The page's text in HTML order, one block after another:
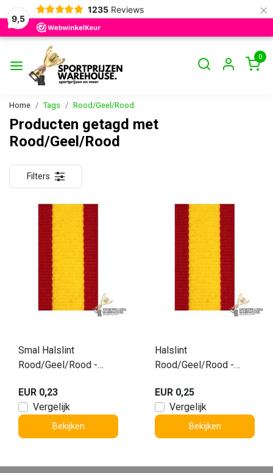
9,5
1235 Reviews ×
0
Home Tags Rood/Geel/Rood
Producten getagd met
Rood/Geel/Rood
Filters
Smal Halslint
Rood/Geel/Rood -
EUR 0,23
Vergelijk
Bekijken
Halslint
Rood/Geel/Rood -
EUR 0,25
Vergelijk
Bekijken